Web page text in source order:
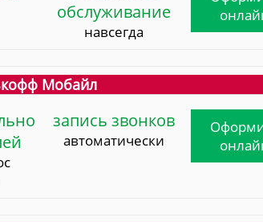
обслуживание
навсегда
Мобайл
запись звонков
автоматически